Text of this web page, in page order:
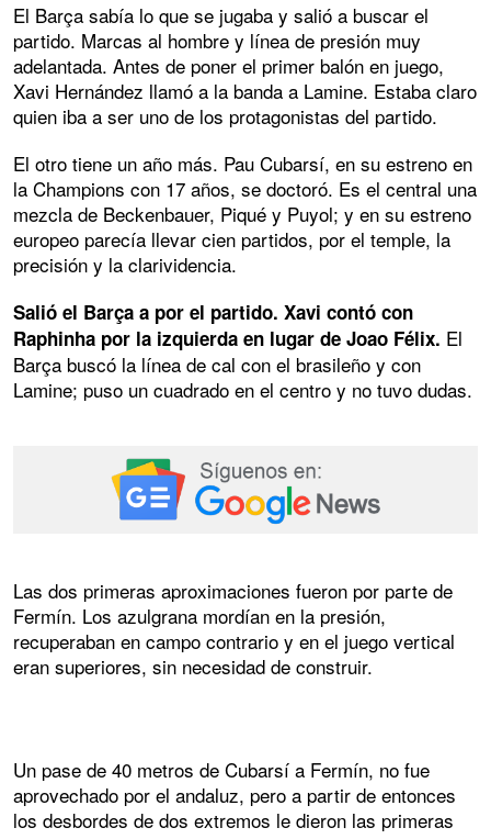
El Barça sabía lo que se jugaba y salió a buscar el
partido. Marcas al hombre y línea de presión muy
adelantada. Antes de poner el primer balón en juego,
Xavi Hernández llamó a la banda a Lamine. Estaba claro
quien iba a ser uno de los protagonistas del partido.
El otro tiene un año más. Pau Cubarsí, en su estreno en
la Champions con 17 años, se doctoró. Es el central una
mezcla de Beckenbauer, Piqué y Puyol; y en su estreno
europeo parecía llevar cien partidos, por el temple, la
precisión y la clarividencia.
Salió el Barça a por el partido. Xavi contó con
Raphinha por la izquierda en lugar de Joao Félix. El
Barça buscó la línea de cal con el brasileño y con
Lamine; puso un cuadrado en el centro y no tuvo dudas.
Las dos primeras aproximaciones fueron por parte de
Fermín. Los azulgrana mordían en la presión,
recuperaban en campo contrario y en el juego vertical
eran superiores, sin necesidad de construir.
Un pase de 40 metros de Cubarsí a Fermín, no fue
aprovechado por el andaluz, pero a partir de entonces
los desbordes de dos extremos le dieron las primeras